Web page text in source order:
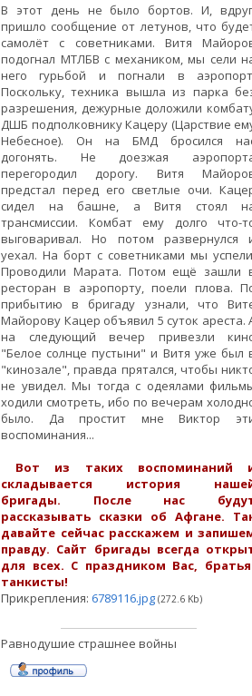
В этот день не было бортов. И,
пришло сообщение от летунов, что
самолёт с советниками. Витя
подогнал МТЛБВ с механиком, мы сели
него гурьбой и погнали в
Поскольку, техника вышла из парка
разрешения, дежурные доложили
ДШБ подполковнику Кацеру (Царствие
Небесное). Он на БМД бросился
догонять. Не доезжая
перегородил дорогу. Витя
предстал перед его светлые очи.
сидел на башне, а Витя стоял
трансмиссии. Комбат ему долго что-
выговаривал. Но потом развернулся
уехал. На борт с советниками мы
Проводили Марата. Потом ещё зашли
ресторан в аэропорту, поели плова.
прибытию в бригаду узнали, что
Майорову Кацер объявил 5 суток ареста.
на следующий вечер привезли
"Белое солнце пустыни" и Витя уже был
"кинозале", правда прятался, чтобы
не увидел. Мы тогда с одеялами
ходили смотреть, ибо по вечерам
было. Да простит мне Виктор
воспоминания...
Вот из таких воспоминаний
складывается история
бригады. После нас
рассказывать сказки об Афгане.
давайте сейчас расскажем и
правду. Сайт бригады всегда
для всех. С праздником Вас,
танкисты!
Прикрепления: 6789116.jpg (272.6 Kb)
Равнодушие страшнее войны